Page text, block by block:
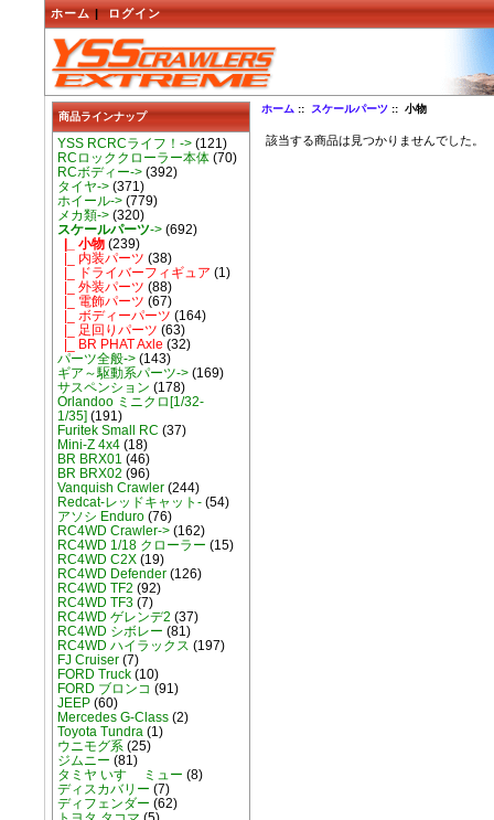
ホーム | ログイン
商品ラインナップ
YSS RCRCライフ！->(121)
RCロッククローラー本体(70)
RCボディー->(392)
タイヤ->(371)
ホイール->(779)
メカ類->(320)
スケールパーツ->(692)
|_ 小物(239)
|_ 内装パーツ (38)
|_ ドライバーフィギュア (1)
|_ 外装パーツ (88)
|_ 電飾パーツ (67)
|_ ボディーパーツ (164)
|_ 足回りパーツ (63)
|_ BR PHAT Axle (32)
パーツ全般->(143)
ギア～駆動系パーツ->(169)
サスペンション (178)
Orlandoo ミニクロ[1/32-
1/35] (191)
Furitek Small RC (37)
Mini-Z 4x4(18)
BR BRX01 (46)
BR BRX02 (96)
Vanquish Crawler(244)
Redcat-レッドキャット-(54)
アソシ Enduro(76)
RC4WD Crawler->(162)
RC4WD 1/18 クローラー (15)
RC4WD C2X(19)
RC4WD Defender(126)
RC4WD TF2 (92)
RC4WD TF3(7)
RC4WD ゲレンデ2 (37)
RC4WD シボレー (81)
RC4WD ハイラックス (197)
FJ Cruiser(7)
FORD Truck(10)
FORD ブロンコ (91)
JEEP(60)
Mercedes G-Class(2)
Toyota Tundra(1)
ウニモグ系(25)
ジムニー (81)
タミヤ いすゞ ミュー (8)
ディスカバリー (7)
ディフェンダー (62)
ホーム ::スケールパーツ :: 小物
該当する商品は見つかりませんでした。